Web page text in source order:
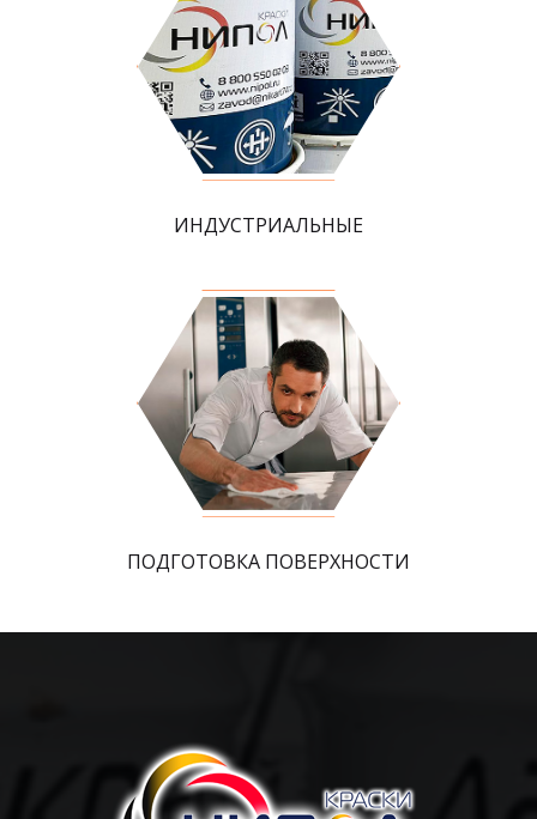
ИНДУСТРИАЛЬНЫЕ
ПОДГОТОВКА ПОВЕРХНОСТИ